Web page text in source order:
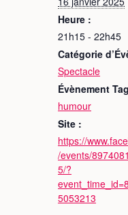
Heure :
21h15 - 22h45
Catégorie
Spectacle
Évènement
humour
Site :
https://
/events/
5/?
5053213